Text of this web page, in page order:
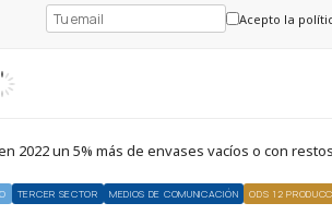
Acepto la
2022 un 5% más de envases vacíos o con
TERCER SECTOR MEDIOS DE COMUNICACIÓN ODS 12